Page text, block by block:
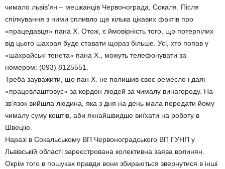
чимало львів’ян – мешканців Червонограда, Сокаля. Після
спілкування з ними спливло ще кілька цікавих фактів про
«працедавця» пана Х. Отож, є ймовірність того, що потерпілих
від цього шахрая буде ставати щораз більше. Усі, хто попав у
«шахрайські тенета» пана Х., можуть телефонувати за
номером: (093) 8125551.
Треба зауважити, що пан Х. не полишив своє ремесло і далі
«працевлаштовує» за кордон людей за чималу винагороду. На
зв’язок вийшла людина, яка з дня на день мала передати йому
чималу суму коштів, аби якнайшвидше виїхати на роботу в
Швецію.
Наразі в Сокальському ВП Червоноградського ВП ГУНП у
Львівській області зареєстрована колективна заява волинян.
Окрім того в пошуках правди вони збираються звернутися в інші